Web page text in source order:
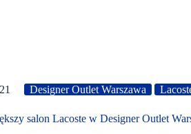
Designer Outlet Warszawa
salon Lacoste w Designer Outlet